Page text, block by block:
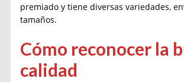
premiado y tiene diversas variedades,
tamaños.
Cómo reconocer la
calidad